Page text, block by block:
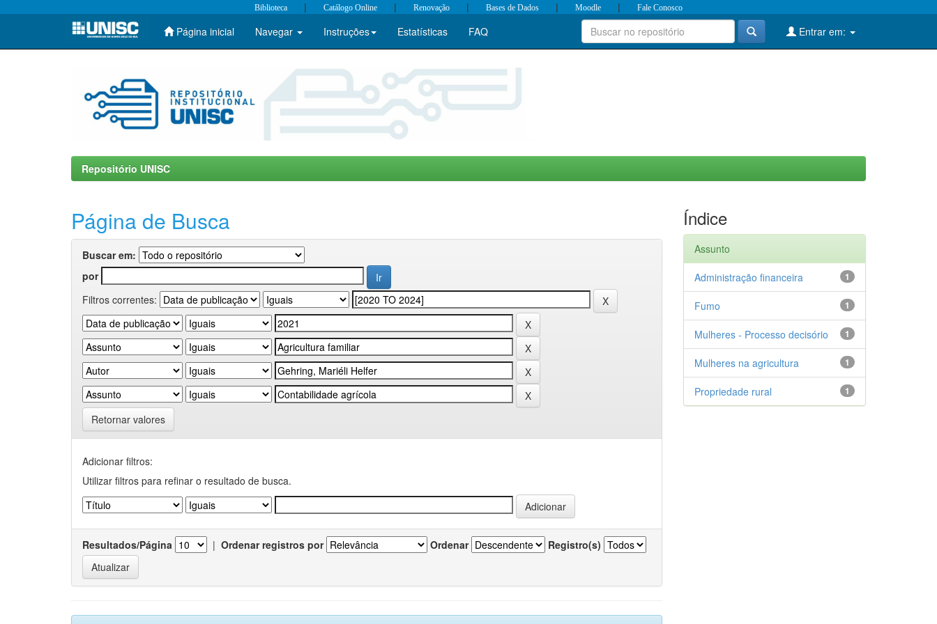
Skip
Biblioteca | Catálogo Online | Renovação | Bases de Dados | Moodle | Fale Conosco
Página inicial Navegar Instruções Estatísticas FAQ Entrar em:
Repositório UNISC
Página de Busca
Buscar em:
por
Filtros correntes:
Retornar valores
Adicionar filtros:
Utilizar filtros para refinar o resultado de busca.
Resultados/Página | Ordenar registros por Ordenar Registro(s)
Índice
Assunto
1
Administração financeira
1
Fumo
1
Mulheres - Processo decisório
1
Mulheres na agricultura
1
Propriedade rural